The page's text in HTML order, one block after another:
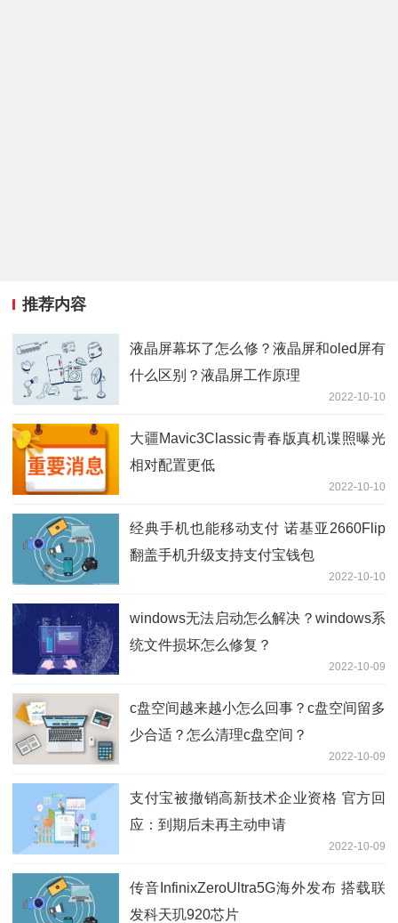
推荐内容
液晶屏幕坏了怎么修？液晶屏和oled屏有
什么区别？液晶屏工作原理
2022-10-10
大疆Mavic3Classic青春版真机谍照曝光
相对配置更低
2022-10-10
经典手机也能移动支付 诺基亚2660Flip
翻盖手机升级支持支付宝钱包
2022-10-10
windows无法启动怎么解决？windows系
统文件损坏怎么修复？
2022-10-09
c盘空间越来越小怎么回事？c盘空间留多
少合适？怎么清理c盘空间？
2022-10-09
支付宝被撤销高新技术企业资格 官方回
应：到期后未再主动申请
2022-10-09
传音InfinixZeroUltra5G海外发布 搭载联
发科天玑920芯片